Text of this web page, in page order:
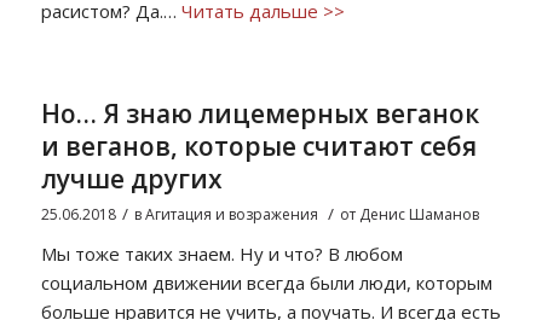
расистом? Да.… Читать дальше >>
Но… Я знаю лицемерных веганок
и веганов, которые считают себя
лучше других
25.06.2018 / вАгитация и возражения / от Денис Шаманов
Мы тоже таких знаем. Ну и что? В любом
социальном движении всегда были люди, которым
больше нравится не учить, а поучать. И всегда есть